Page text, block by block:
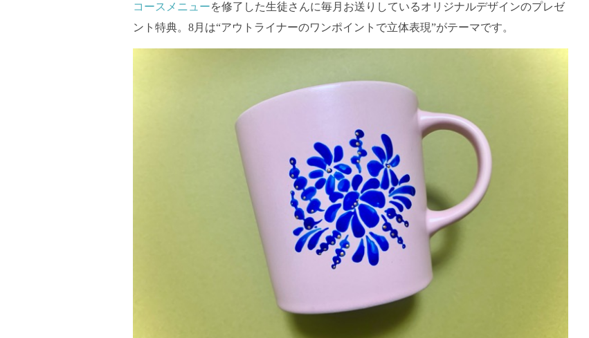
コースメニューを修了した生徒さんに毎月お送りしているオリジナルデザインのプレゼ
ント特典。8月は“アウトライナーのワンポイントで立体表現”がテーマです。